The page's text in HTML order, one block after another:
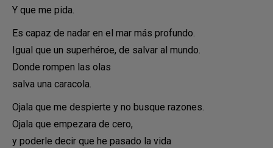
Y que me pida.
Es capaz de nadar en el mar más profundo.
Igual que un superhéroe, de salvar al mundo.
Donde rompen las olas
salva una caracola.
Ojala que me despierte y no busque razones.
Ojala que empezara de cero,
y poderle decir que he pasado la vida